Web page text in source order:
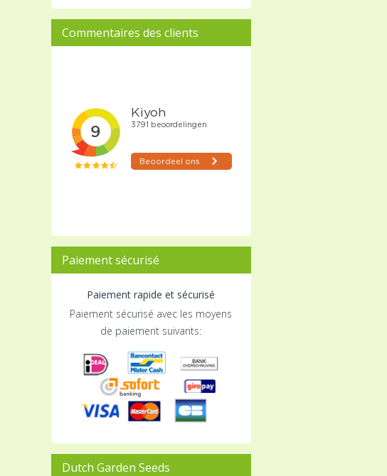
Commentaires des clients
Paiement sécurisé
Paiement rapide et sécurisé
Paiement sécurisé avec les moyens
de paiement suivants:
Dutch Garden Seeds